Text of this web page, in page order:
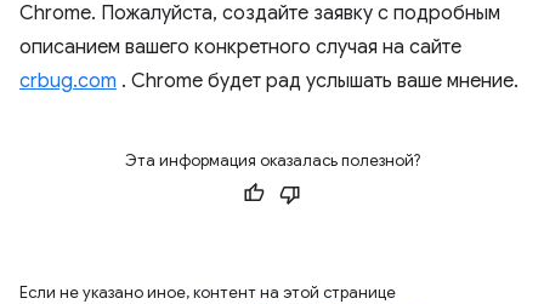
Chrome. Пожалуйста, создайте заявку с подробным
описанием вашего конкретного случая на сайте
crbug.com . Chrome будет рад услышать ваше мнение.
Эта информация оказалась полезной?
Если не указано иное, контент на этой странице